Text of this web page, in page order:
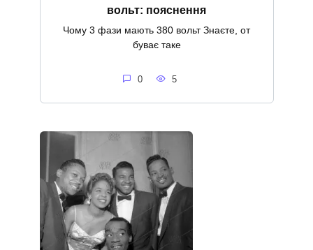
вольт: пояснення
Чому 3 фази мають 380 вольт Знаєте, от
буває таке
0 5